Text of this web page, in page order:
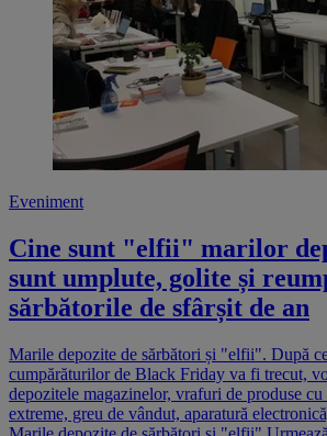
Eveniment
Cine sunt "elfii" marilor
sunt umplute, golite și
sărbătorile de sfârșit de an
Marile depozite de sărbători și "elfii". După
cumpărăturilor de Black Friday va fi trecut,
depozitele magazinelor, vrafuri de produse
extreme, greu de vândut, aparatură